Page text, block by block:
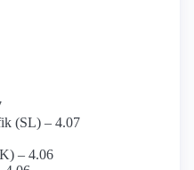
(SL) – 4.07
– 4.06